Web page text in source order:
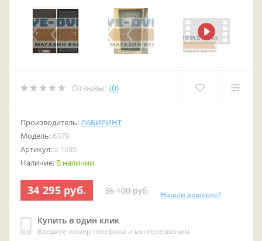
Отзывы: (0)
Производитель:ЛАБИРИНТ
Модель: 6379
Артикул: a-1035
Наличие: В наличии
34 295 руб. 36 100 руб. Нашли дешевле?
Купить в один клик
Введите номер телефона и мы перезвоним